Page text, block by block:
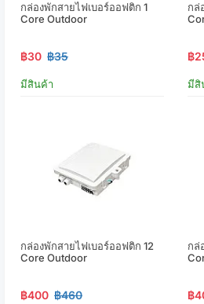
กล่องพักสายไฟเบอร์ออฟติก 1
Core Outdoor
฿30 ฿35
มีสินค้า
กล่
฿
มีสิ
กล่องพักสายไฟเบอร์ออฟติก 12
Core Outdoor
฿400 ฿460
กล่
฿